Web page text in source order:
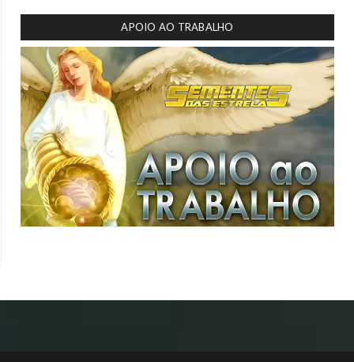
APOIO AO TRABALHO